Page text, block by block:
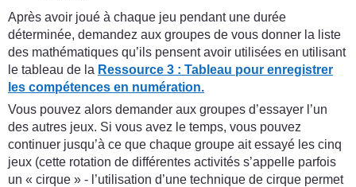
Après avoir joué à chaque jeu pendant une durée
déterminée, demandez aux groupes de vous donner la liste
des mathématiques qu’ils pensent avoir utilisées en utilisant
le tableau de la Ressource 3 : Tableau pour enregistrer
les compétences en numération.
Vous pouvez alors demander aux groupes d’essayer l’un
des autres jeux. Si vous avez le temps, vous pouvez
continuer jusqu’à ce que chaque groupe ait essayé les cinq
jeux (cette rotation de différentes activités s’appelle parfois
un « cirque » - l’utilisation d’une technique de cirque permet